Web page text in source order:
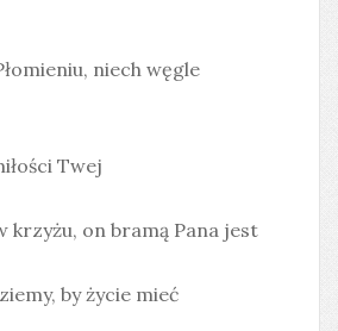
niech węgle
Twej
krzyżu, on bramą Pana jest
by życie mieć